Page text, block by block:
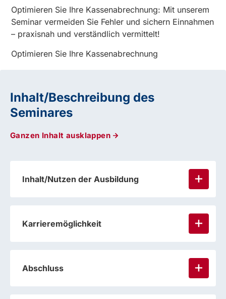
Optimieren Sie Ihre Kassenabrechnung: Mit unserem
Seminar vermeiden Sie Fehler und sichern Einnahmen
– praxisnah und verständlich vermittelt!
Optimieren Sie Ihre Kassenabrechnung
Inhalt/Beschreibung des
Seminares
Ganzen Inhalt ausklappen
Inhalt/Nutzen der Ausbildung
Karrieremöglichkeit
Abschluss